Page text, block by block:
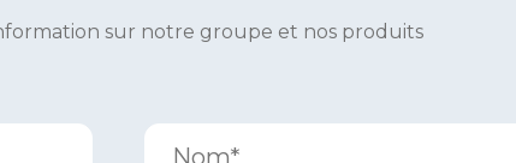
sur notre groupe et nos produits